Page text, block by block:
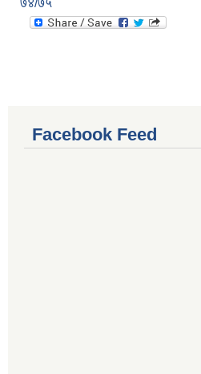
७४/७५
Facebook Feed